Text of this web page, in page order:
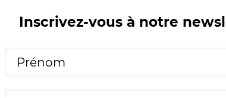
Inscrivez-vous à notre